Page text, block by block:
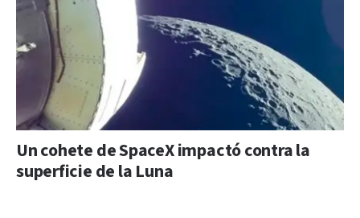
Un cohete de SpaceX impactó contra la
superficie de la Luna